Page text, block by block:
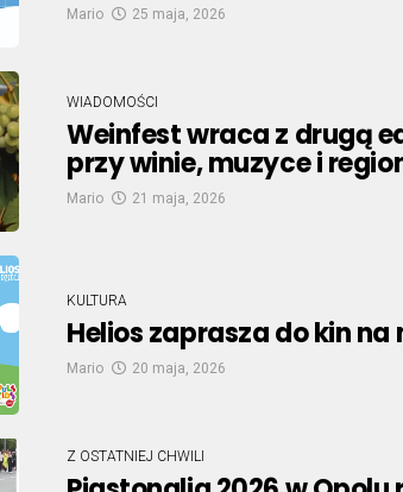
Mario 25 maja, 2026
WIADOMOŚCI
Weinfest wraca z drugą
przy winie, muzyce i
Mario 21 maja, 2026
KULTURA
Helios zaprasza do kin
Mario 20 maja, 2026
Z OSTATNIEJ CHWILI